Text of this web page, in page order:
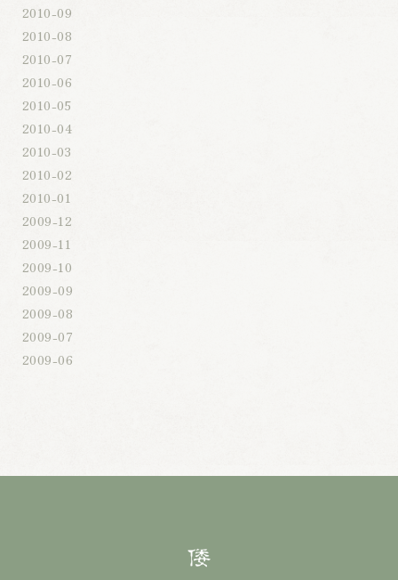
2010-09
2010-08
2010-07
2010-06
2010-05
2010-04
2010-03
2010-02
2010-01
2009-12
2009-11
2009-10
2009-09
2009-08
2009-07
2009-06